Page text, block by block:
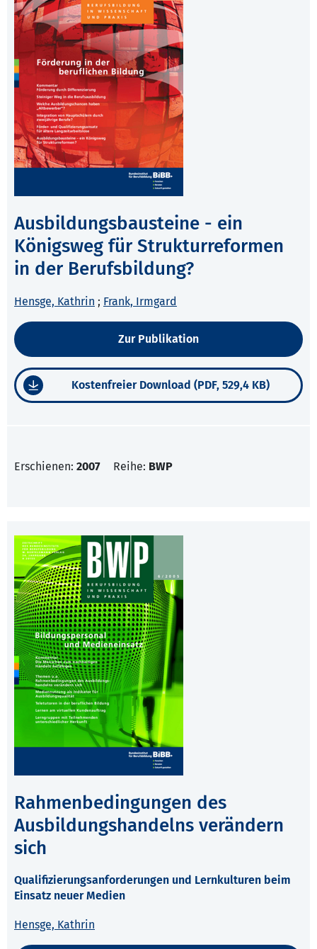
Ausbildungsbausteine - ein
Königsweg für Strukturreformen
in der Berufsbildung?
Hensge, Kathrin ; Frank, Irmgard
Zur Publikation
Kostenfreier Download (PDF, 529,4 KB)
Erschienen: 2007 Reihe: BWP
Rahmenbedingungen des
Ausbildungshandelns verändern
sich
Qualifizierungsanforderungen und Lernkulturen beim
Einsatz neuer Medien
Hensge, Kathrin